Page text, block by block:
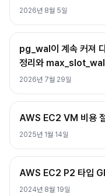
2026년 8월 5일
pg_wal이 계속 커져
정리와
2026년 7월 29일
AWS EC2 VM 비용
2025년 1월 14일
AWS EC2 P2 타입
2024년 8월 19일